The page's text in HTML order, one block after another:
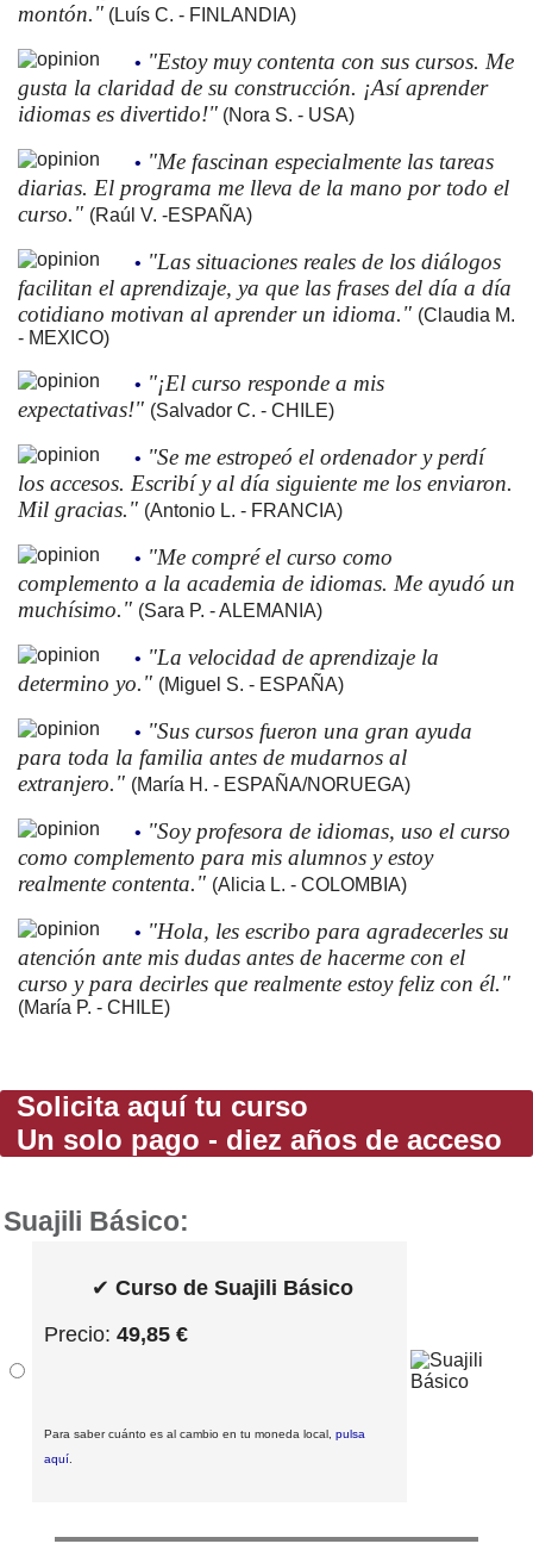
montón." (Luís C. - FINLANDIA)
• "Estoy muy contenta con sus cursos. Me
gusta la claridad de su construcción. ¡Así aprender
idiomas es divertido!" (Nora S. - USA)
• "Me fascinan especialmente las tareas
diarias. El programa me lleva de la mano por todo el
curso." (Raúl V. -ESPAÑA)
• "Las situaciones reales de los diálogos
facilitan el aprendizaje, ya que las frases del día a día
cotidiano motivan al aprender un idioma." (Claudia M.
- MEXICO)
• "¡El curso responde a mis
expectativas!" (Salvador C. - CHILE)
• "Se me estropeó el ordenador y perdí
los accesos. Escribí y al día siguiente me los enviaron.
Mil gracias." (Antonio L. - FRANCIA)
• "Me compré el curso como
complemento a la academia de idiomas. Me ayudó un
muchísimo." (Sara P. - ALEMANIA)
• "La velocidad de aprendizaje la
determino yo." (Miguel S. - ESPAÑA)
• "Sus cursos fueron una gran ayuda
para toda la familia antes de mudarnos al
extranjero." (María H. - ESPAÑA/NORUEGA)
• "Soy profesora de idiomas, uso el curso
como complemento para mis alumnos y estoy
realmente contenta." (Alicia L. - COLOMBIA)
• "Hola, les escribo para agradecerles su
atención ante mis dudas antes de hacerme con el
curso y para decirles que realmente estoy feliz con él."
(María P. - CHILE)
Solicita aquí tu curso
Un solo pago - diez años de acceso
Suajili Básico:
✔ Curso de Suajili Básico
Precio: 49,85 €
Para saber cuánto es al cambio en tu moneda local, pulsa
aquí